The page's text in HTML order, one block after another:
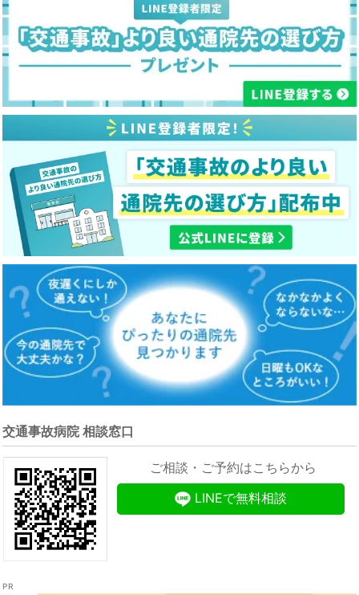
交通事故病院 相談窓口
ご相談・ご予約はこちらから
LINEで無料相談